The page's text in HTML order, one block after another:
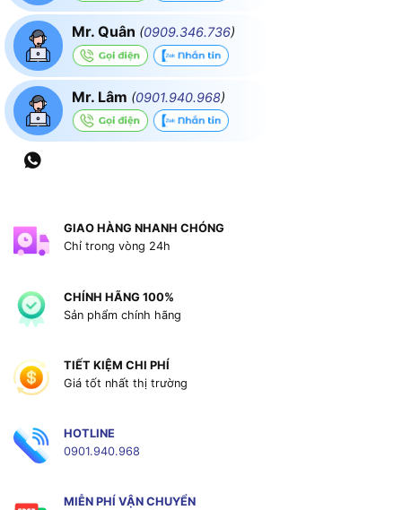
Mr. Quân (0909.346.736)
Mr. Lâm (0901.940.968)
GIAO HÀNG NHANH CHÓNG
Chỉ trong vòng 24h
CHÍNH HÃNG 100%
Sản phẩm chính hãng
TIẾT KIỆM CHI PHÍ
Giá tốt nhất thị trường
HOTLINE
0901.940.968
MIỄN PHÍ VẬN CHUYỂN